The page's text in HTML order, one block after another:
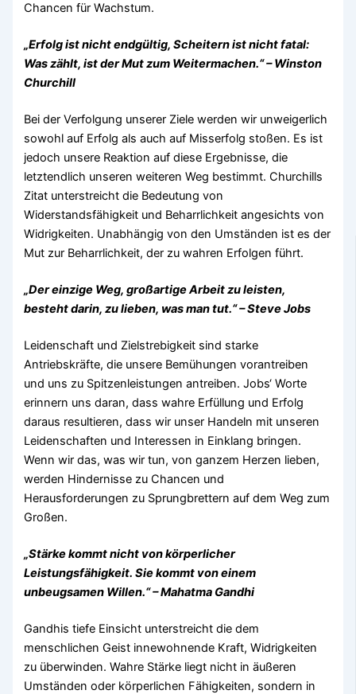
Chancen für Wachstum.
„Erfolg ist nicht endgültig, Scheitern ist nicht fatal:
Was zählt, ist der Mut zum Weitermachen.“ – Winston
Churchill
Bei der Verfolgung unserer Ziele werden wir unweigerlich
sowohl auf Erfolg als auch auf Misserfolg stoßen. Es ist
jedoch unsere Reaktion auf diese Ergebnisse, die
letztendlich unseren weiteren Weg bestimmt. Churchills
Zitat unterstreicht die Bedeutung von
Widerstandsfähigkeit und Beharrlichkeit angesichts von
Widrigkeiten. Unabhängig von den Umständen ist es der
Mut zur Beharrlichkeit, der zu wahren Erfolgen führt.
„Der einzige Weg, großartige Arbeit zu leisten,
besteht darin, zu lieben, was man tut.“ – Steve Jobs
Leidenschaft und Zielstrebigkeit sind starke
Antriebskräfte, die unsere Bemühungen vorantreiben
und uns zu Spitzenleistungen antreiben. Jobs‘ Worte
erinnern uns daran, dass wahre Erfüllung und Erfolg
daraus resultieren, dass wir unser Handeln mit unseren
Leidenschaften und Interessen in Einklang bringen.
Wenn wir das, was wir tun, von ganzem Herzen lieben,
werden Hindernisse zu Chancen und
Herausforderungen zu Sprungbrettern auf dem Weg zum
Großen.
„Stärke kommt nicht von körperlicher
Leistungsfähigkeit. Sie kommt von einem
unbeugsamen Willen.“ – Mahatma Gandhi
Gandhis tiefe Einsicht unterstreicht die dem
menschlichen Geist innewohnende Kraft, Widrigkeiten
zu überwinden. Wahre Stärke liegt nicht in äußeren
Umständen oder körperlichen Fähigkeiten, sondern in